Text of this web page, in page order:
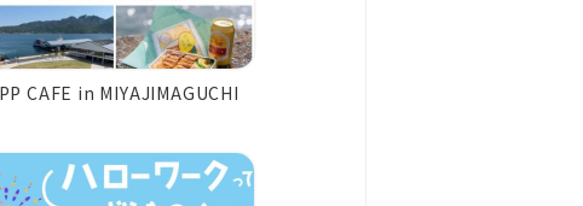
CAFE in MIYAJIMAGUCHI